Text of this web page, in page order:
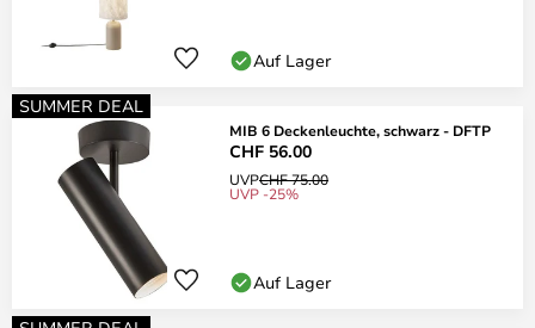
Auf Lager
SUMMER DEAL
MIB 6 Deckenleuchte, schwarz - DFTP
CHF 56.00
UVPCHF 75.00
UVP -25%
Auf Lager